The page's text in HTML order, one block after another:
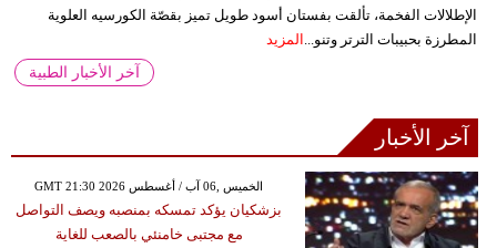
الإطلالات الفخمة، تألقت بفستان أسود طويل تميز بقصّة الكورسيه العلوية
المطرزة بحبيبات الترتر وتنو...
المزيد
آخر الأخبار الطبية
آخر الأخبار
GMT 21:30 2026 الخميس ,06 آب / أغسطس
بزشكيان يؤكد تمسكه بمنصبه ويصف التواصل
مع مجتبى خامنئي بالصعب للغاية